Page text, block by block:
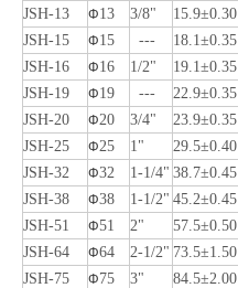
JSH-13
Φ13 3/8" 15.9±0.30
JSH-15
Φ15 --- 18.1±0.35
JSH-16
Φ16 1/2" 19.1±0.35
JSH-19
Φ19 --- 22.9±0.35
JSH-20
Φ20 3/4" 23.9±0.35
JSH-25
Φ25 1" 29.5±0.40
JSH-32
Φ32 1-1/4" 38.7±0.45
JSH-38
Φ38 1-1/2" 45.2±0.45
JSH-51
Φ51 2" 57.5±0.50
JSH-64
Φ64 2-1/2" 73.5±1.50
JSH-75
Φ75 3" 84.5±2.00